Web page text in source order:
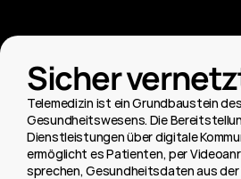
Sicher
Telemedizin ist ein Grundbaustein
Gesundheitswesens. Die
Dienstleistungen über digitale
ermöglicht es Patienten, per
sprechen, Gesundheitsdaten aus der